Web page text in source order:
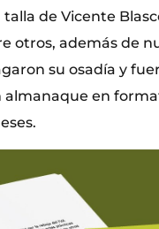
de Vicente
otros, además de
su osadía y
almanaque en